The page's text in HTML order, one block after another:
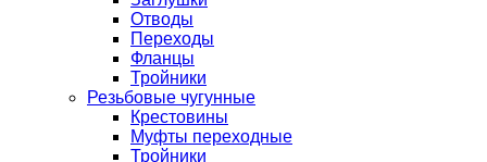
Отводы
Переходы
Фланцы
Тройники
Резьбовые чугунные
Крестовины
Муфты переходные
Тройники